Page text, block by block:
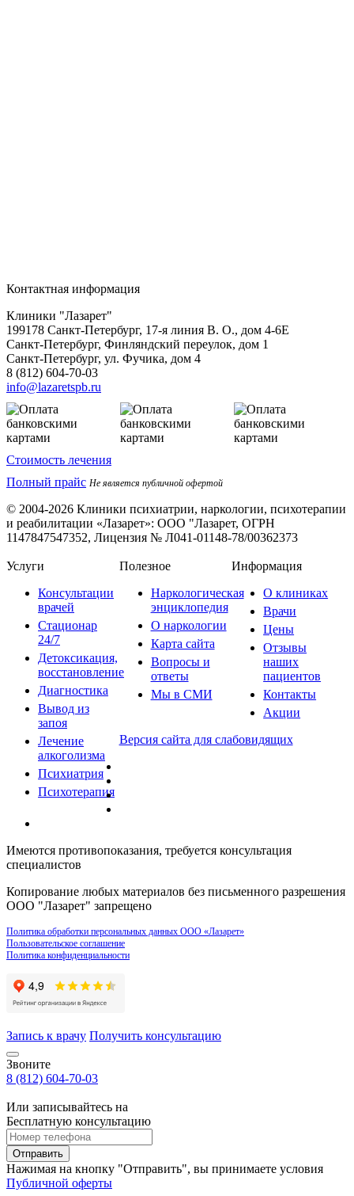
Контактная информация
Клиники "Лазарет"
199178 Санкт-Петербург, 17-я линия В. О., дом 4-6Е
Санкт-Петербург, Финляндский переулок, дом 1
Санкт-Петербург, ул. Фучика, дом 4
8 (812) 604-70-03
info@lazaretspb.ru
Стоимость лечения
Полный прайс Не является публичной офертой
© 2004-2026 Клиники психиатрии, наркологии, психотерапии
и реабилитации «Лазарет»: ООО "Лазарет, ОГРН
1147847547352, Лицензия № Л041-01148-78/00362373
Услуги
Консультации
врачей
Стационар
24/7
Детоксикация,
восстановление
Диагностика
Вывод из
запоя
Лечение
алкоголизма
Психиатрия
Психотерапия
Полезное
Наркологическая
энциклопедия
О наркологии
Карта сайта
Вопросы и
ответы
Мы в СМИ
Информация
О клиниках
Врачи
Цены
Отзывы
наших
пациентов
Контакты
Акции
Версия сайта для слабовидящих
Имеются противопоказания, требуется консультация
специалистов
Копирование любых материалов без письменного разрешения
ООО "Лазарет" запрещено
Политика обработки персональных данных ООО «Лазарет»
Пользовательское соглашение
Политика конфиденциальности
Запись к врачу Получить консультацию
Звоните
8 (812) 604-70-03
Или записывайтесь на
Бесплатную консультацию
Отправить
Нажимая на кнопку "Отправить", вы принимаете условия
Публичной оферты